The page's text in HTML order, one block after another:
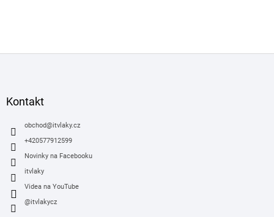
Kontakt
obchod@itvlaky.cz
+420577912599
Novinky na Facebooku
itvlaky
Videa na YouTube
@itvlakycz